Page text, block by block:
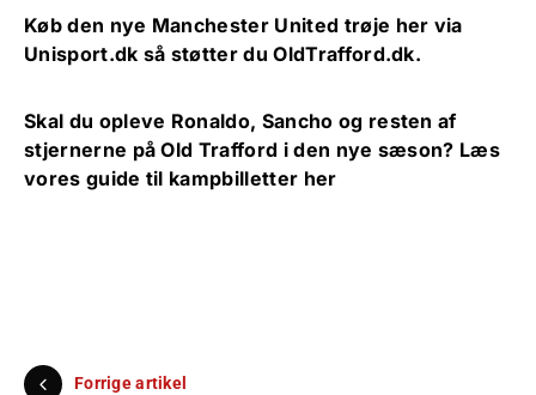
Køb den nye Manchester United trøje her via
Unisport.dk så støtter du OldTrafford.dk.
Skal du opleve Ronaldo, Sancho og resten af
stjernerne på Old Trafford i den nye sæson? Læs
vores guide til kampbilletter her
Forrige artikel